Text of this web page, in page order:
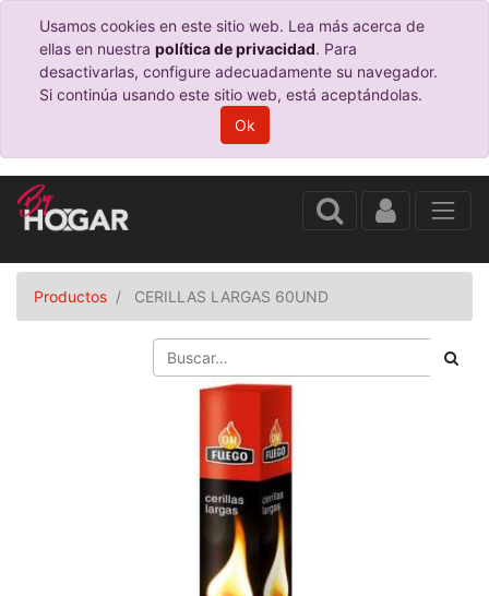
Usamos cookies en este sitio web. Lea más acerca de
ellas en nuestra política de privacidad. Para
desactivarlas, configure adecuadamente su navegador.
Si continúa usando este sitio web, está aceptándolas.
Ok
Productos CERILLAS LARGAS 60UND